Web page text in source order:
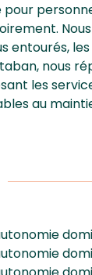
pour
entourés,
nous
les
au